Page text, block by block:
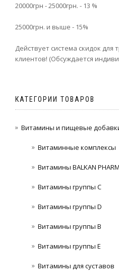
20000грн - 25000грн. - 13 %
25000грн. и выше - 15%
Действует система скидок для
клиентов! (Обсуждается
КАТЕГОРИИ ТОВАРОВ
Витамины и пищевые
Витаминные комплексы
Витамины BALKAN
Витамины группы C
Витамины группы D
Витамины группы В
Витамины группы Е
Витамины для суставов